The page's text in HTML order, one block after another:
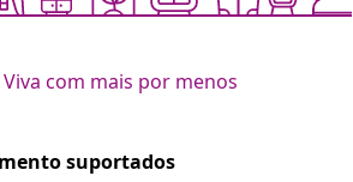
Viva com mais por menos
suportados